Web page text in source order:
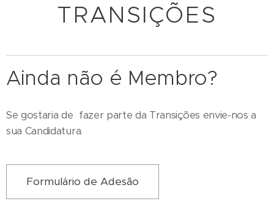
TRANSIÇÕES
Ainda não é Membro?
Se gostaria de fazer parte da Transições envie-nos a
sua Candidatura.
Formulário de Adesão